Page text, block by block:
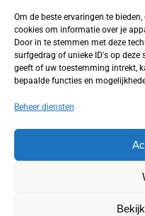
Om de beste ervaringen te
cookies om informatie over je
Door in te stemmen met deze
surfgedrag of unieke ID's op deze
geeft of uw toestemming intrekt,
bepaalde functies en
Beheer diensten